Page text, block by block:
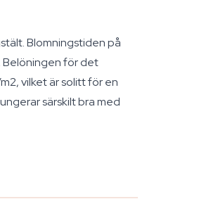
Blomningstiden på
Belöningen för det
vilket är solitt för en
särskilt bra med